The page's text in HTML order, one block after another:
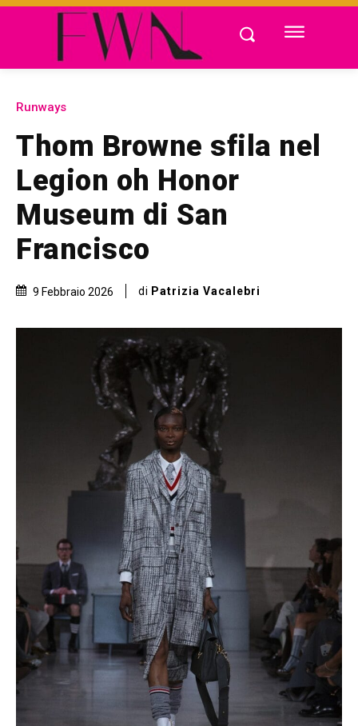
Runways
Thom Browne sfila nel
Legion oh Honor
Museum di San
Francisco
9 Febbraio 2026 di Patrizia Vacalebri